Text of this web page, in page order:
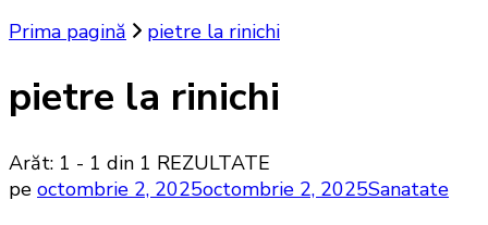
Prima pagină
pietre la rinichi
pietre la rinichi
Arăt: 1 - 1 din 1 REZULTATE
pe octombrie 2, 2025octombrie 2, 2025Sanatate